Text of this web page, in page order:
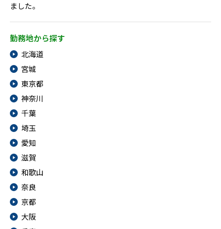
ました。
勤務地から探す
北海道
宮城
東京都
神奈川
千葉
埼玉
愛知
滋賀
和歌山
奈良
京都
大阪